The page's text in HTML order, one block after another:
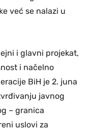
već se nalazi u
i glavni projekat,
i načelno
BiH je 2. juna
javnog
– granica
uslovi za